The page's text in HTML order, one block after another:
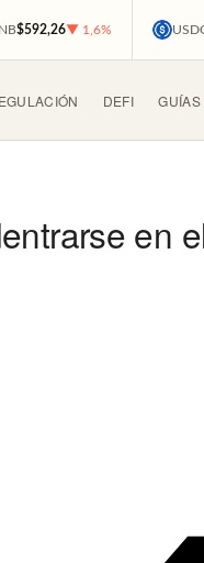
$592,26▼ 1,6%
DEFI GUÍAS
en